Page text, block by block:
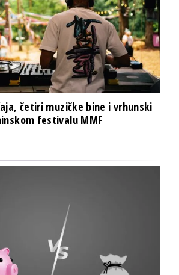
četiri muzičke bine i vrhunski
festivalu MMF